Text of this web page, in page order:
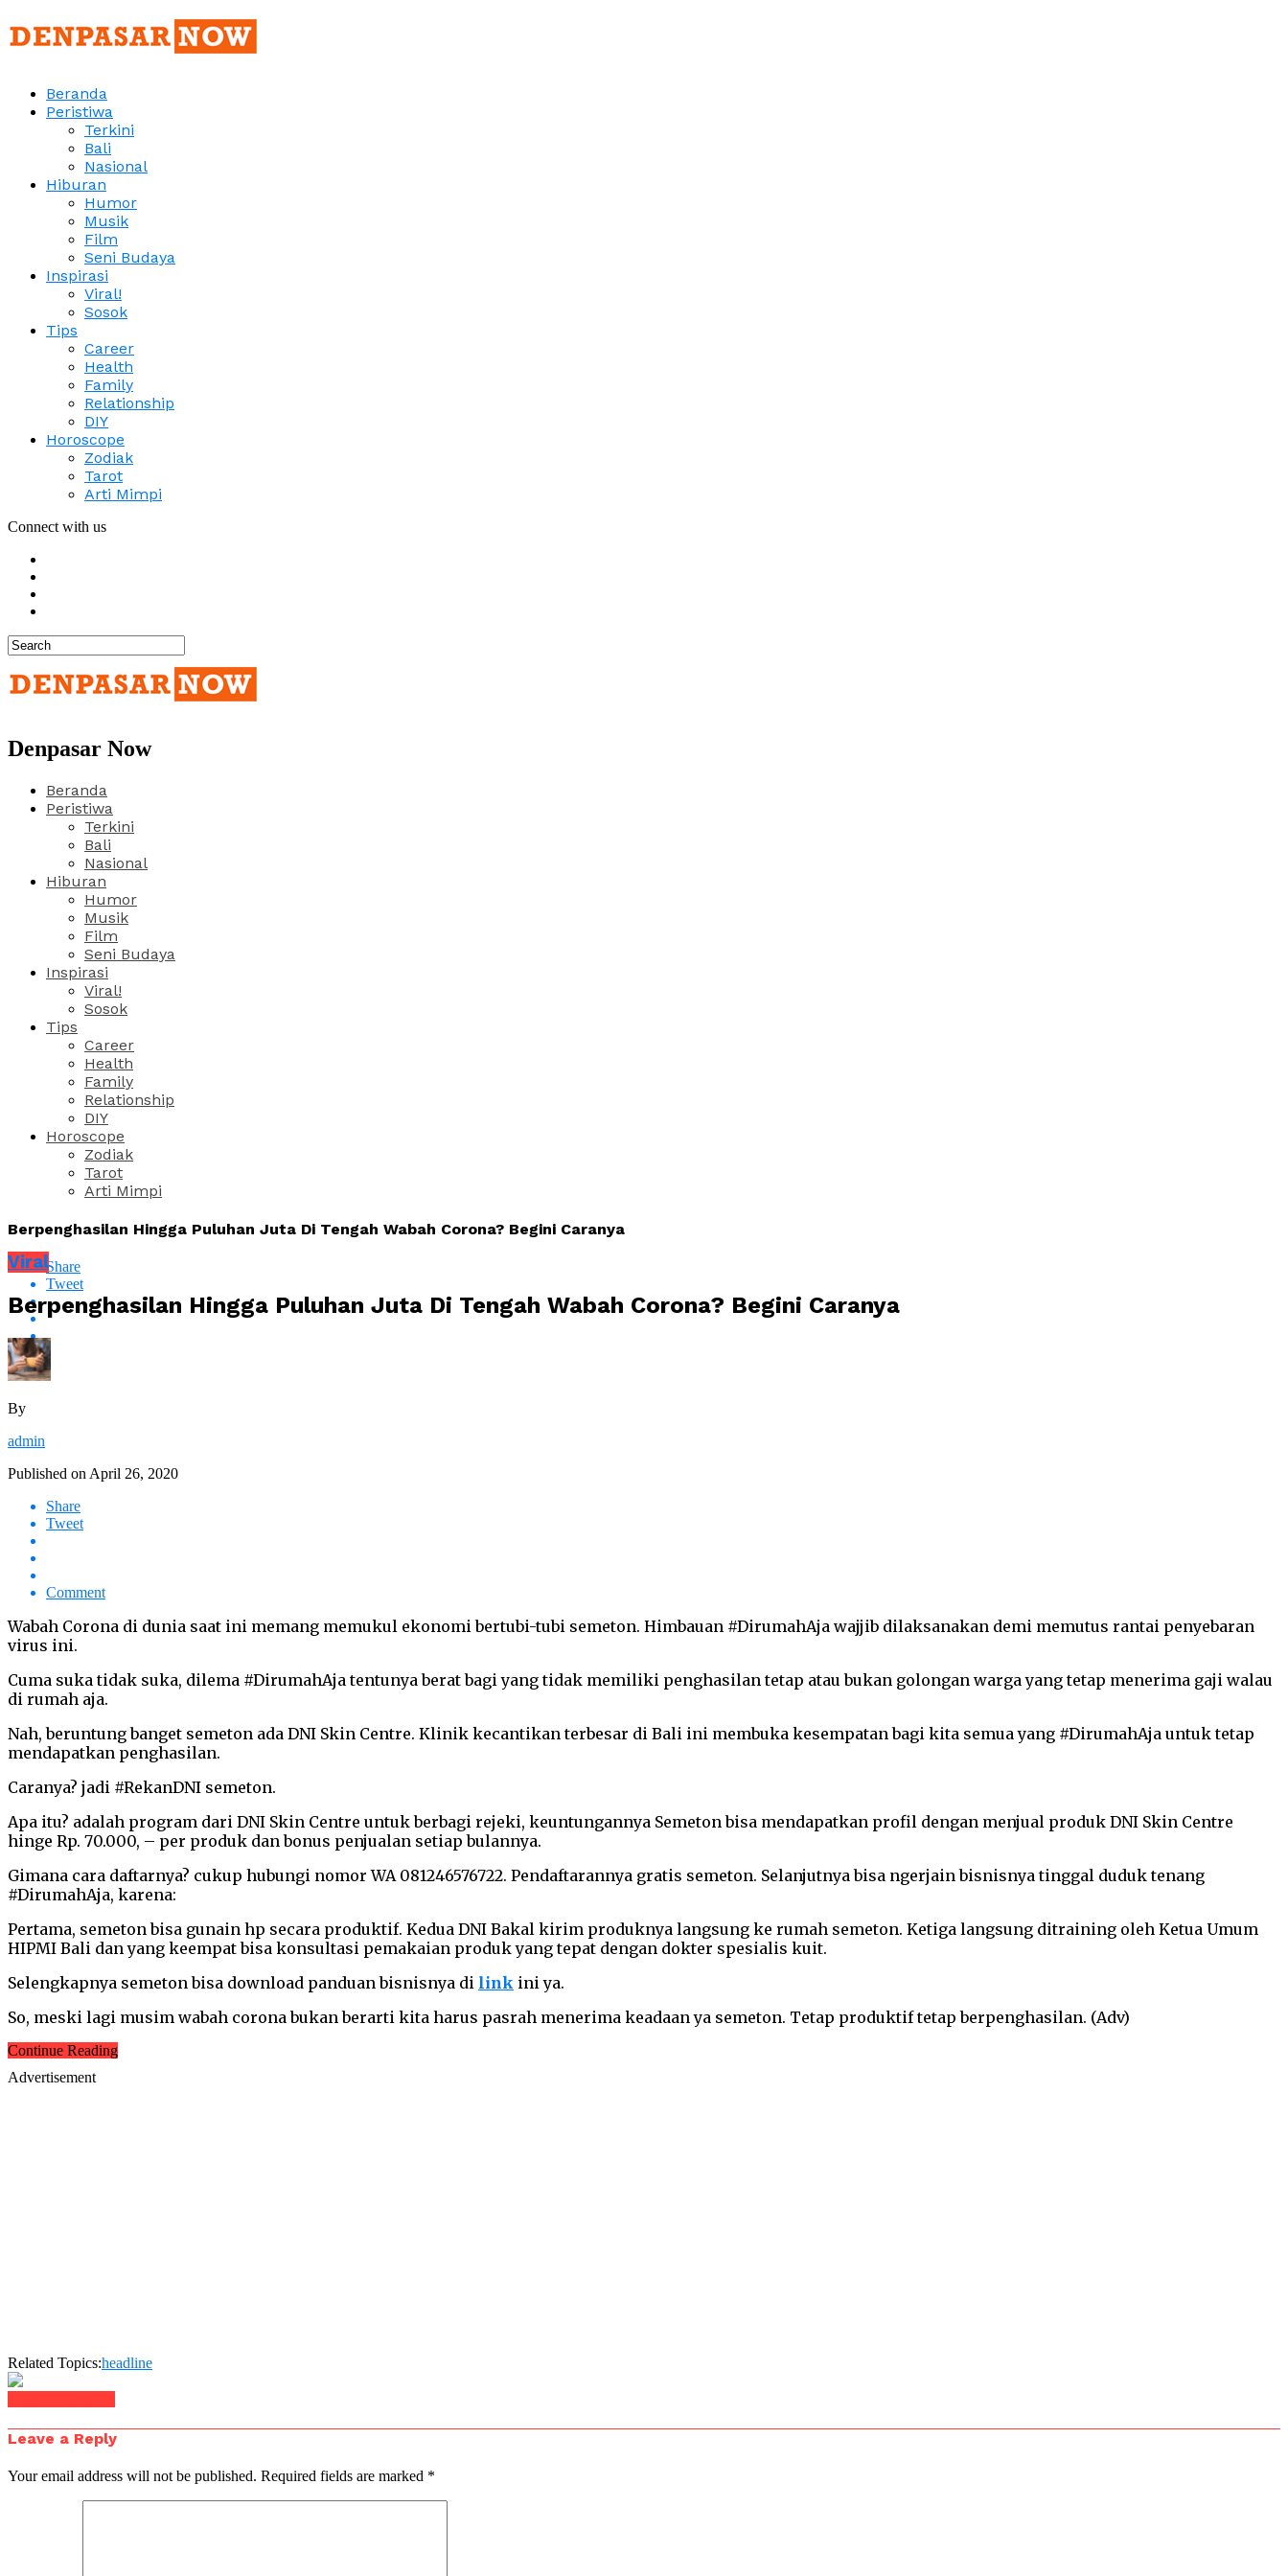
Beranda
Peristiwa
Terkini
Bali
Nasional
Hiburan
Humor
Musik
Film
Seni Budaya
Inspirasi
Viral!
Sosok
Tips
Career
Health
Family
Relationship
DIY
Horoscope
Zodiak
Tarot
Arti Mimpi
Connect with us
Denpasar Now
Beranda
Peristiwa
Terkini
Bali
Nasional
Hiburan
Humor
Musik
Film
Seni Budaya
Inspirasi
Viral!
Sosok
Tips
Career
Health
Family
Relationship
DIY
Horoscope
Zodiak
Tarot
Arti Mimpi
Berpenghasilan Hingga Puluhan Juta Di Tengah Wabah Corona? Begini Caranya
Share
Tweet
Viral
Berpenghasilan Hingga Puluhan Juta Di Tengah Wabah Corona? Begini Caranya
By
admin
Published on April 26, 2020
Share
Tweet
Comment
Wabah Corona di dunia saat ini memang memukul ekonomi bertubi-tubi semeton. Himbauan #DirumahAja wajjib dilaksanakan demi memutus rantai penyebaran
virus ini.
Cuma suka tidak suka, dilema #DirumahAja tentunya berat bagi yang tidak memiliki penghasilan tetap atau bukan golongan warga yang tetap menerima gaji walau
di rumah aja.
Nah, beruntung banget semeton ada DNI Skin Centre. Klinik kecantikan terbesar di Bali ini membuka kesempatan bagi kita semua yang #DirumahAja untuk tetap
mendapatkan penghasilan.
Caranya? jadi #RekanDNI semeton.
Apa itu? adalah program dari DNI Skin Centre untuk berbagi rejeki, keuntungannya Semeton bisa mendapatkan profil dengan menjual produk DNI Skin Centre
hinge Rp. 70.000, – per produk dan bonus penjualan setiap bulannya.
Gimana cara daftarnya? cukup hubungi nomor WA 081246576722. Pendaftarannya gratis semeton. Selanjutnya bisa ngerjain bisnisnya tinggal duduk tenang
#DirumahAja, karena:
Pertama, semeton bisa gunain hp secara produktif. Kedua DNI Bakal kirim produknya langsung ke rumah semeton. Ketiga langsung ditraining oleh Ketua Umum
HIPMI Bali dan yang keempat bisa konsultasi pemakaian produk yang tepat dengan dokter spesialis kuit.
Selengkapnya semeton bisa download panduan bisnisnya di link ini ya.
So, meski lagi musim wabah corona bukan berarti kita harus pasrah menerima keadaan ya semeton. Tetap produktif tetap berpenghasilan. (Adv)
Continue Reading
Advertisement
Related Topics:headline
Leave a Reply
Your email address will not be published. Required fields are marked *